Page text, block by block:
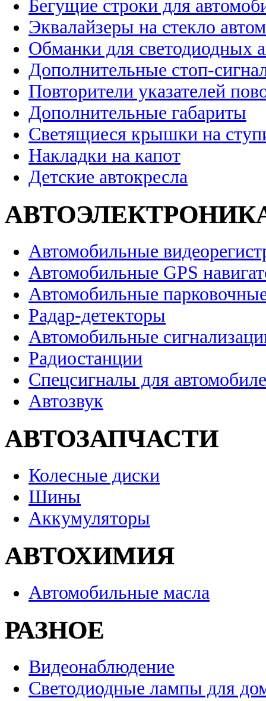
Бегущие строки для
Эквалайзеры на стекло
Обманки для светодиодных
Дополнительные стоп-
Повторители указателей
Дополнительные габариты
Светящиеся крышки на
Накладки на капот
Детские автокресла
Автомобильные
Автомобильные GPS
Автомобильные
Радар-детекторы
Автомобильные
Радиостанции
Спецсигналы для
Автозвук
АВТОЗАПЧАСТИ
Колесные диски
Шины
Аккумуляторы
АВТОХИМИЯ
Автомобильные масла
РАЗНОЕ
Видеонаблюдение
Светодиодные лампы для